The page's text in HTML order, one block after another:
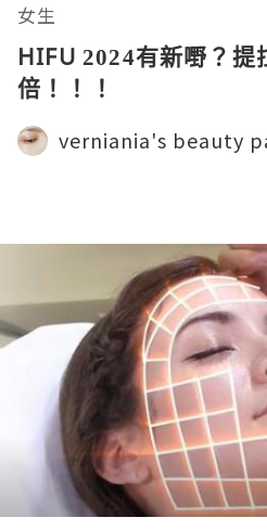
女生
HIFU 2024有新嘢？提
倍！！！
verniania's beauty